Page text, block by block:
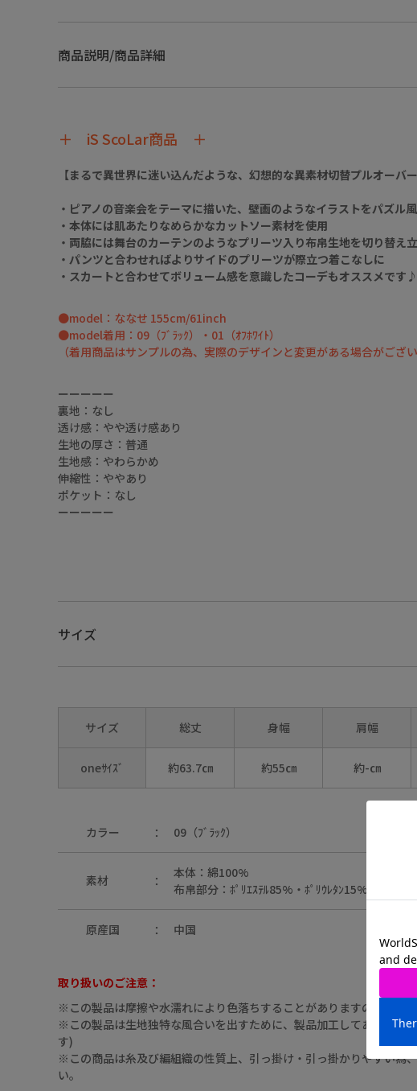
01（ｵﾌﾎﾜｲﾄ）
01（ｵﾌﾎﾜｲﾄ）
商品説明/商品詳細
＋ iS ScoLar商品 ＋
【まるで異世界に迷い込んだような、幻想的な異素材切替プルオーバー
・ピアノの音楽会をテーマに描いた、壁画のようなイラストをパズル風
・本体には肌あたりなめらかなカットソー素材を使用
・両脇には舞台のカーテンのようなプリーツ入り布帛生地を切り替え
・パンツと合わせればよりサイドのプリーツが際立つ着こなしに
・スカートと合わせてボリューム感を意識したコーデもオススメです♪
●model：ななせ 155cm/61inch
●model着用：09（ﾌﾞﾗｯｸ）・01（ｵﾌﾎﾜｲﾄ）
（着用商品はサンプルの為、実際のデザインと変更がある場合がござい
ーーーーー
裏地：なし
透け感：やや透け感あり
生地の厚さ：普通
生地感：やわらかめ
伸縮性：ややあり
ポケット：なし
ーーーーー
サイズ
サイズ 総丈 身幅 肩幅
oneｻｲｽﾞ 約63.7㎝ 約55㎝ 約-㎝
カラー 09（ﾌﾞﾗｯｸ）
素材
本体：綿100%
布帛部分：ﾎﾟﾘｴｽﾃﾙ85%・ﾎﾟﾘｳﾚﾀﾝ15%
原産国 中国
取り扱いのご注意：
※この製品は摩擦や水濡れにより色落ちすることがありますのでご注意
※この製品は生地独特な風合いを出すために、製品加工してあります
す)
※この商品は糸及び編組織の性質上、引っ掛け・引っ掛かりやすい為
い。